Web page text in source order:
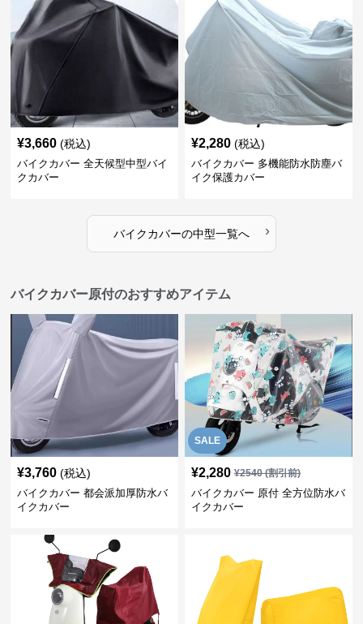
¥3,660 (税込)
バイクカバー 全天候型中型バイ
クカバー
¥2,280 (税込)
バイクカバー 多機能防水防塵バ
イク保護カバー
バイクカバーの中型一覧へ ›
バイクカバー原付のおすすめアイテム
¥3,760 (税込)
バイクカバー 都会派加厚防水バ
イクカバー
SALE
¥2,280 ¥2540(割引前)
バイクカバー 原付 全方位防水バ
イクカバー